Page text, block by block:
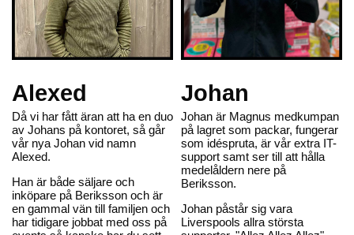
Alexed
Då vi har fått äran att ha en duo
av Johans på kontoret, så går
vår nya Johan vid namn
Alexed.
Han är både säljare och
inköpare på Beriksson och är
en gammal vän till familjen och
har tidigare jobbat med oss på
Johan
Johan är Magnus medkumpan
på lagret som packar, fungerar
som idéspruta, är vår extra IT-
support samt ser till att hålla
medelåldern nere på
Beriksson.
Johan påstår sig vara
Liverspools allra största